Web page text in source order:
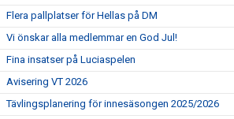
Flera pallplatser för Hellas på DM
Vi önskar alla medlemmar en God Jul!
Fina insatser på Luciaspelen
Avisering VT 2026
Tävlingsplanering för innesäsongen 2025/2026